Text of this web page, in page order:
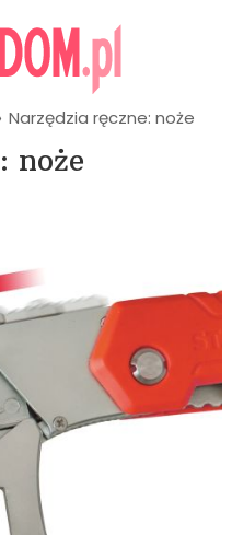
Narzędzia ręczne: noże
noże